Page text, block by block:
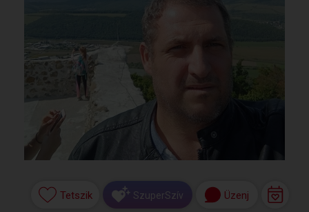
Tetszik SzuperSzív Üzenj